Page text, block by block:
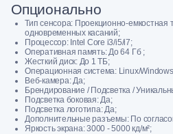
Опционально
Тип сенсора: Проекционно-емкостная
одновременных касаний;
Процессор: Intel Core i3/i5/i7;
Оперативная память: До 64 Гб ;
Жесткий диск: До 1 ТБ;
Операционная система: Linux/
Веб-камера: Да;
Брендирование / Подсветка /
Подсветка боковая: Да;
Подсветка логотипа: Да;
Дополнительные разъемы: По
Яркость экрана: 3000 - 5000 кд/м²;